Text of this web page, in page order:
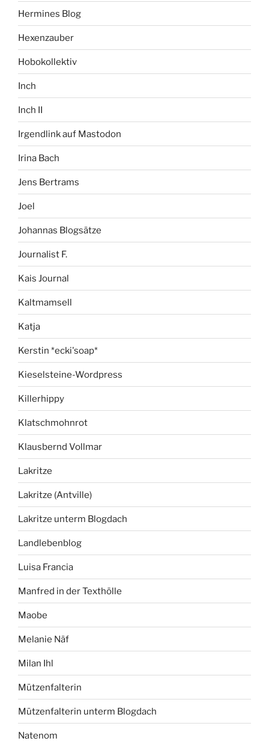
Hermines Blog
Hexenzauber
Hobokollektiv
Inch
Inch II
Irgendlink auf Mastodon
Irina Bach
Jens Bertrams
Joel
Johannas Blogsätze
Journalist F.
Kais Journal
Kaltmamsell
Katja
Kerstin *ecki'soap*
Kieselsteine-Wordpress
Killerhippy
Klatschmohnrot
Klausbernd Vollmar
Lakritze
Lakritze (Antville)
Lakritze unterm Blogdach
Landlebenblog
Luisa Francia
Manfred in der Texthölle
Maobe
Melanie Näf
Milan Ihl
Mützenfalterin
Mützenfalterin unterm Blogdach
Natenom